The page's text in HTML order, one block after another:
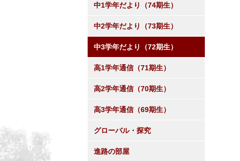
中1学年だより（74期生）
中2学年だより（73期生）
中3学年だより（72期生）
高1学年通信（71期生）
高2学年通信（70期生）
高3学年通信（69期生）
グローバル・探究
進路の部屋